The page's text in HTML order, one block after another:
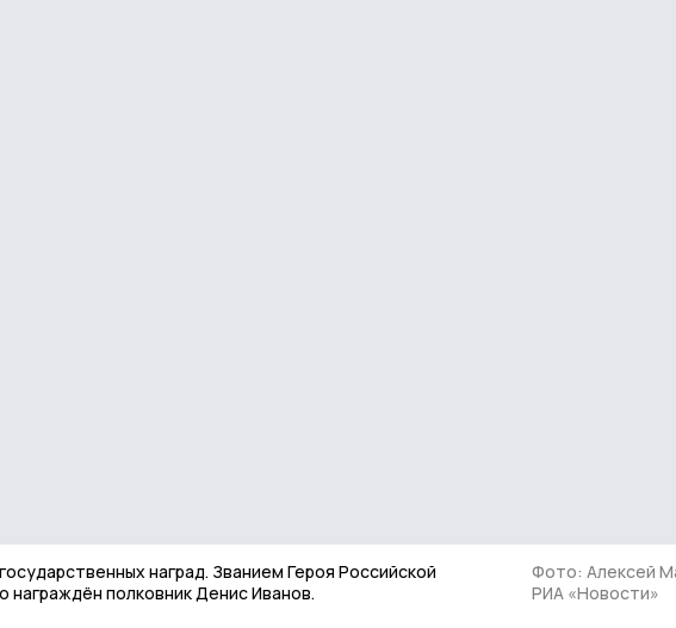
наград. Званием Героя Российской
полковник Денис Иванов.
Фото: Алексей
РИА «Новости»